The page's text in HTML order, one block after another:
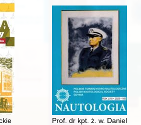
Prof. dr kpt. ż. w. Daniel